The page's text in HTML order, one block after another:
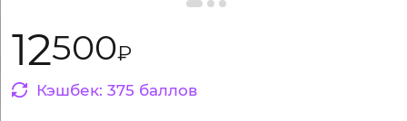
12500₽
Кэшбек: 375 баллов